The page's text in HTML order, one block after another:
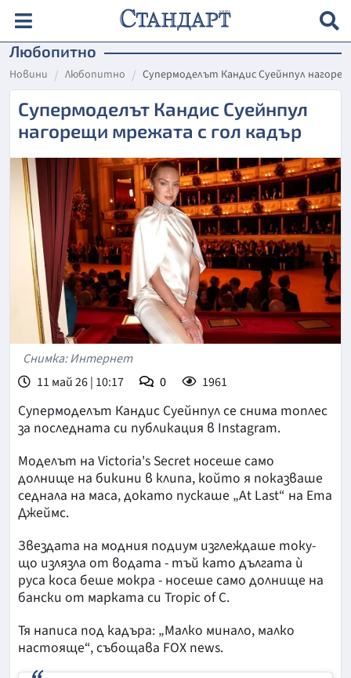
Любопитно
Новини Любопитно Супермоделът Кандис Суейнпул
Супермоделът Кандис Суейнпул
нагорещи мрежата с гол кадър
Снимка: Интернет
11 май 26 | 10:17
0 1961
Супермоделът Кандис Суейнпул се снима топлес
за последната си публикация в Instagram.
Моделът на Victoria's Secret носеше само
долнище на бикини в клипа, който я показваше
седнала на маса, докато пускаше „At Last“ на Ета
Джеймс.
Звездата на модния подиум изглеждаше току-
що излязла от водата - тъй като дългата ѝ
руса коса беше мокра - носеше само долнище на
бански от марката си Tropic of C.
Тя написа под кадъра: „Малко минало, малко
настояще“, събощава FOX news.